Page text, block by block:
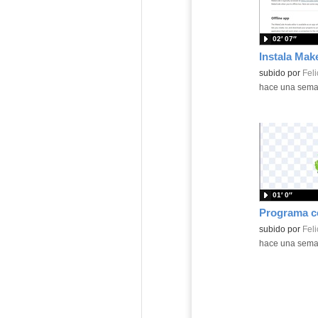
Contenido
subido por
02′ 07″
-hace una
Contenido
subido por
01′ 0″
-hace una